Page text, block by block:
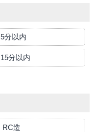
5分以内
15分以内
RC造